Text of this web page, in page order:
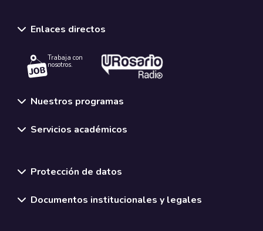
Enlaces directos
Trabaja con
nosotros.
Nuestros programas
Servicios académicos
Protección de datos
Documentos institucionales y legales